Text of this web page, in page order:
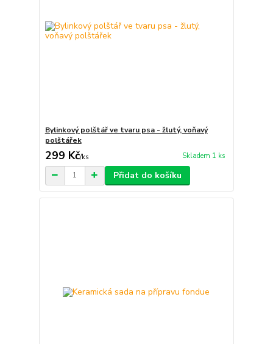
Bylinkový polštář ve tvaru psa - žlutý, voňavý
polštářek
299 Kč/ks Skladem 1 ks
Přidat do košíku